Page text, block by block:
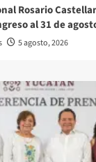
Rosario
al 31 de
5 agosto, 2026